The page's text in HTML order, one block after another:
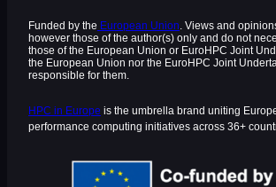
Funded by the European Union. Views and
however those of the author(s) only and do not
those of the European Union or EuroHPC Joint
the European Union nor the EuroHPC Joint
responsible for them.
HPC in Europe is the umbrella brand uniting
performance computing initiatives across 36+